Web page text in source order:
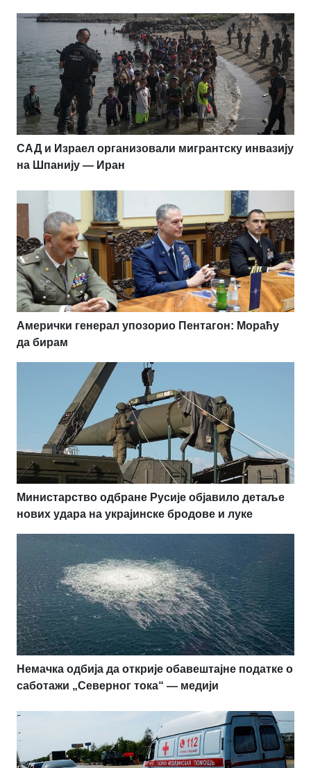
САД и Израел организовали мигрантску инвазију
на Шпанију — Иран
Амерички генерал упозорио Пентагон: Мораћу
да бирам
Министарство одбране Русије објавило детаље
нових удара на украјинске бродове и луке
Немачка одбија да открије обавештајне податке о
саботажи „Северног тока“ — медији